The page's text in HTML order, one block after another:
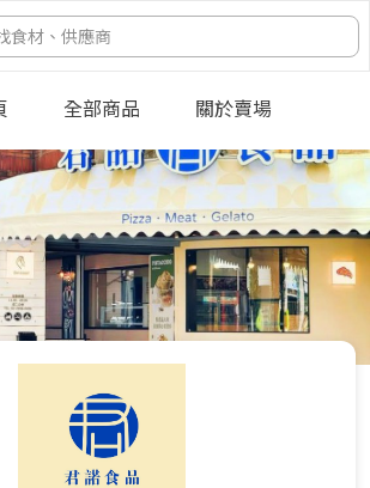
食材、供應商
全部商品 關於賣場